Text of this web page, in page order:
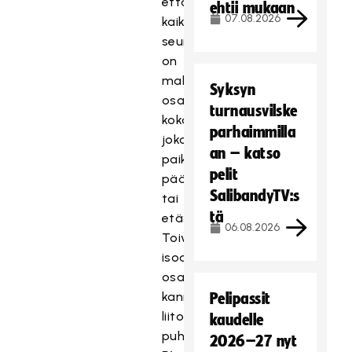
kaikilla
seuroilla
on
mahdollisuus
osallistua
kokoukseen
joko
paikan
päällä
tai
etäyhteydellä.
Toivon
isoa
osallistujamäärää,
kannustaa
liiton
puheenjohtaja
ehtii mukaan
07.08.2026
Syksyn
turnausvilske
parhaimmilla
an – katso
pelit
SalibandyTV:s
tä
06.08.2026
Pelipassit
kaudelle
2026–27 nyt